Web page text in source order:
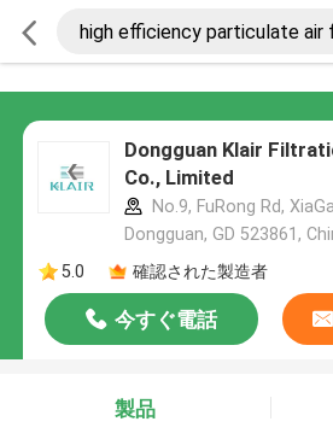
Dongguan Klair
Co., Limited
No.9, FuRong Rd,
Dongguan, GD 523861,
5.0
確認された製造者
今すぐ電話
製品